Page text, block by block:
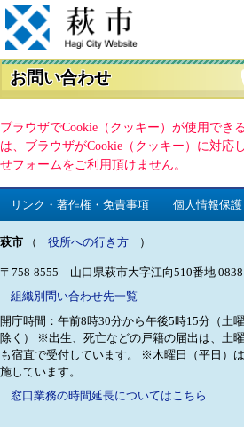
お問い合わせ
ブラウザでCookie（クッキー）が使用でき
は、ブラウザがCookie（クッキー）に対応
せフォームをご利用頂けません。
リンク・著作権・免責事項 個人情報保護
萩市 （ 役所への行き方 ）
〒758-8555 山口県萩市大字江向510番地
組織別問い合わせ先一覧
開庁時間：午前8時30分から午後5時15分（土
除く）
※出生、死亡などの戸籍の届出は、土
も宿直で受付しています。
※木曜日（平日）
施しています。
窓口業務の時間延長についてはこちら